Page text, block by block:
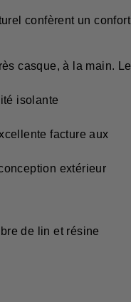
confèrent un confort
casque, à la main. Le
isolante
facture aux
extérieur
de lin et résine